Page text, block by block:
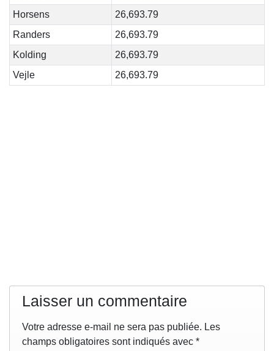
Horsens
26,693.79
Randers
26,693.79
Kolding
26,693.79
Vejle
26,693.79
Laisser un commentaire
Votre adresse e-mail ne sera pas publiée. Les
champs obligatoires sont indiqués avec *